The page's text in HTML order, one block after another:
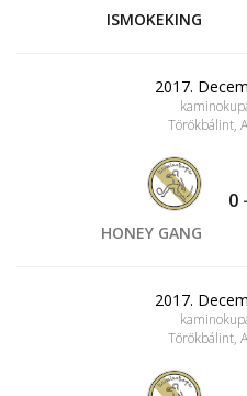
ISMOKEKING
2017.
Törökbálint,
HONEY GANG
0 -
2017.
Törökbálint,